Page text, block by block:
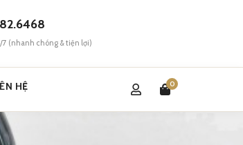
7 (nhanh chóng & tiện lợi)
HỆ 0